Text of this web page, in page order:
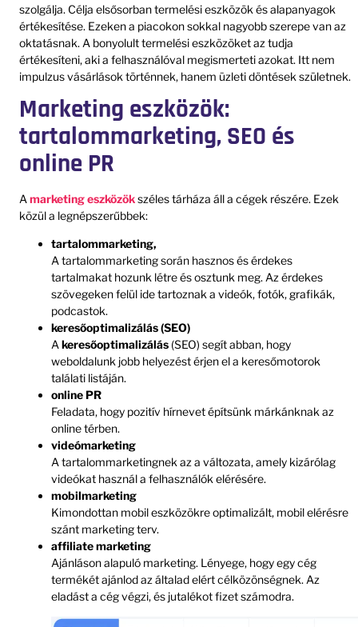
szolgálja. Célja elsősorban termelési eszközök és alapanyagok
értékesítése. Ezeken a piacokon sokkal nagyobb szerepe van az
oktatásnak. A bonyolult termelési eszközöket az tudja
értékesíteni, aki a felhasználóval megismerteti azokat. Itt nem
impulzus vásárlások történnek, hanem üzleti döntések születnek.
Marketing eszközök:
tartalommarketing, SEO és
online PR
Amarketing eszközökszéles tárháza áll a cégek részére. Ezek
közül a legnépszerűbbek:
tartalommarketing,
A tartalommarketing során hasznos és érdekes
tartalmakat hozunk létre és osztunk meg. Az érdekes
szövegeken felül ide tartoznak a videók, fotók, grafikák,
podcastok.
keresőoptimalizálás (SEO)
Akeresőoptimalizálás (SEO) segít abban, hogy
weboldalunk jobb helyezést érjen el a keresőmotorok
találati listáján.
online PR
Feladata, hogy pozitív hírnevet építsünk márkánknak az
online térben.
videómarketing
A tartalommarketingnek az a változata, amely kizárólag
videókat használ a felhasználók elérésére.
mobilmarketing
Kimondottan mobil eszközökre optimalizált, mobil elérésre
szánt marketing terv.
affiliate marketing
Ajánláson alapuló marketing. Lényege, hogy egy cég
termékét ajánlod az általad elért célközönségnek. Az
eladást a cég végzi, és jutalékot fizet számodra.